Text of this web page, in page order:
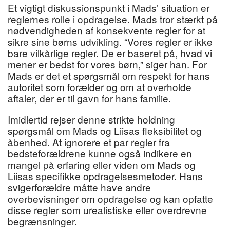
Et vigtigt diskussionspunkt i Mads’ situation er
reglernes rolle i opdragelse. Mads tror stærkt på
nødvendigheden af konsekvente regler for at
sikre sine børns udvikling. “Vores regler er ikke
bare vilkårlige regler. De er baseret på, hvad vi
mener er bedst for vores børn,” siger han. For
Mads er det et spørgsmål om respekt for hans
autoritet som forælder og om at overholde
aftaler, der er til gavn for hans familie.
Imidlertid rejser denne strikte holdning
spørgsmål om Mads og Liisas fleksibilitet og
åbenhed. At ignorere et par regler fra
bedsteforældrene kunne også indikere en
mangel på erfaring eller viden om Mads og
Liisas specifikke opdragelsesmetoder. Hans
svigerforældre måtte have andre
overbevisninger om opdragelse og kan opfatte
disse regler som urealistiske eller overdrevne
begrænsninger.